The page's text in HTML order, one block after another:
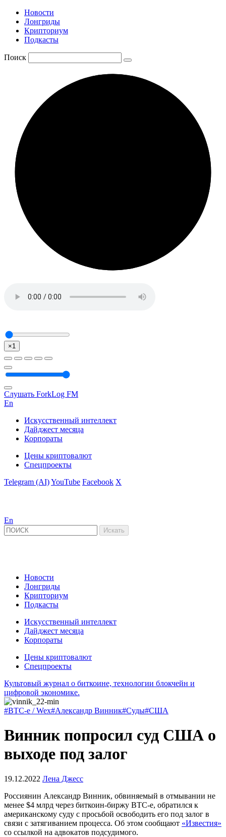
Новости
Лонгриды
Крипториум
Подкасты
Поиск
×1
Слушать ForkLog FM
En
Искусственный интеллект
Дайджест месяца
Корпораты
Цены криптовалют
Спецпроекты
Telegram (AI)YouTube Facebook X
En
Новости
Лонгриды
Крипториум
Подкасты
Искусственный интеллект
Дайджест месяца
Корпораты
Цены криптовалют
Спецпроекты
Культовый журнал о биткоине, технологии блокчейн и
цифровой экономике.
#BTC-e / Wex#Александр Винник#Суды#США
Винник попросил суд США о
выходе под залог
19.12.2022 Лена Джесс
Россиянин Александр Винник, обвиняемый в отмывании не
менее $4 млрд через биткоин-биржу BTC-e, обратился к
американскому суду с просьбой освободить его под залог в
связи с затягиванием процесса. Об этом сообщают «Известия»
со ссылкой на адвокатов подсудимого.